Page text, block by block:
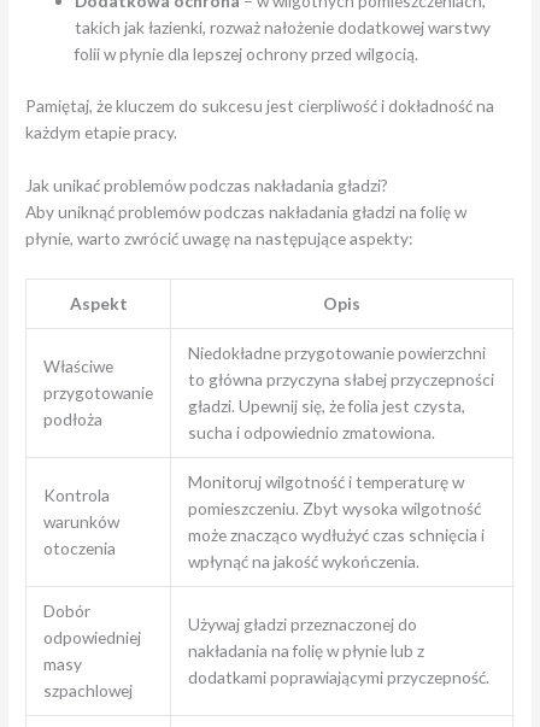
takich jak łazienki, rozważ nałożenie dodatkowej warstwy
folii w płynie dla lepszej ochrony przed wilgocią.
Pamiętaj, że kluczem do sukcesu jest cierpliwość i dokładność na
każdym etapie pracy.
Jak unikać problemów podczas nakładania gładzi?
Aby uniknąć problemów podczas nakładania gładzi na folię w
płynie, warto zwrócić uwagę na następujące aspekty:
Aspekt Opis
Właściwe
przygotowanie
podłoża
Niedokładne przygotowanie powierzchni
to główna przyczyna słabej przyczepności
gładzi. Upewnij się, że folia jest czysta,
sucha i odpowiednio zmatowiona.
Kontrola
warunków
otoczenia
Monitoruj wilgotność i temperaturę w
pomieszczeniu. Zbyt wysoka wilgotność
może znacząco wydłużyć czas schnięcia i
wpłynąć na jakość wykończenia.
Dobór
odpowiedniej
masy
szpachlowej
Używaj gładzi przeznaczonej do
nakładania na folię w płynie lub z
dodatkami poprawiającymi przyczepność.